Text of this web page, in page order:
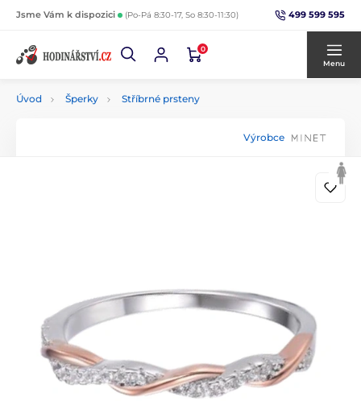
Jsme Vám k dispozici (Po-Pá 8:30-17, So 8:30-11:30) 499 599 595
0
Menu
Úvod Šperky Stříbrné prsteny
Výrobce